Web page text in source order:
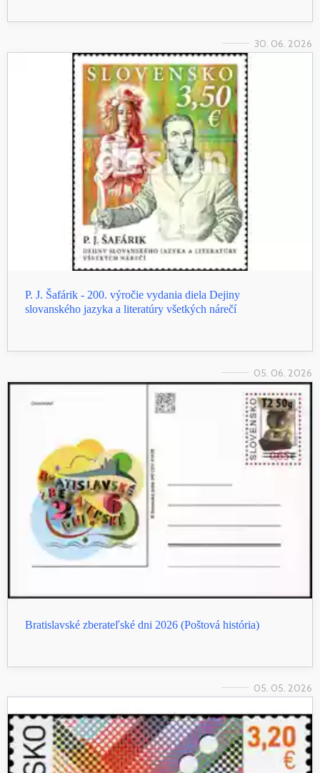
30. 06. 2026
P. J. Šafárik - 200. výročie vydania diela Dejiny
slovanského jazyka a literatúry všetkých nárečí
05. 06. 2026
Bratislavské zberateľské dni 2026 (Poštová história)
05. 05. 2026